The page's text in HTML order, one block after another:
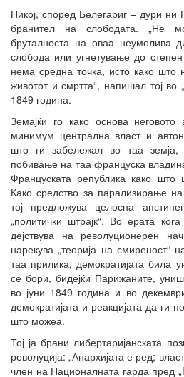
Никој, според Белегариг – дури
бранител на слободата. „Не
бруталноста на оваа неумолива
слобода или угнетување до
нема средна точка, исто како што
животот и смртта“, напишал тој
1849 година.
Земајќи го како основа неговото
минимум централна власт и
што ги забележал во таа земја,
побивање на таа француска
Француската република како што
Како средство за парализирање
тој предложува целосна
„политички штрајк“. Во ерата
дејствува на револуционерен
нарекува „теорија на смиреност“
таа прилика, демократијата била
се бори, бидејќи Парижаните,
во јуни 1849 година и во
демократијата и реакцијата да ги
што можеа.
Тој ја брани либертаријанската
револуција: „Анархијата е ред;
член на Националната гарда пред